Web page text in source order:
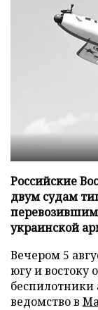
Российские
двум судам
перевозившим
украинской
Вечером 5
югу и востоку
беспилотники
ведомство в